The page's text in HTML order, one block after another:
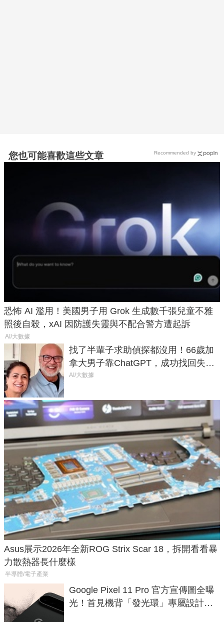
您也可能喜歡這些文章
恐怖 AI 濫用！美國男子用 Grok 生成數千張兒童不雅
照後自殺，xAI 因防護失靈與不配合警方遭起訴
AI/大數據
找了半輩子求助偵探都沒用！66歲加
拿大男子靠ChatGPT，成功找回失散
50年家人
AI/大數據
Asus展示2026年全新ROG Strix Scar 18，拆開看看暴
力散熱器長什麼樣
半導體/電子產業
Google Pixel 11 Pro 官方宣傳圖全曝
光！首見機背「發光環」專屬設計、
Recommended by